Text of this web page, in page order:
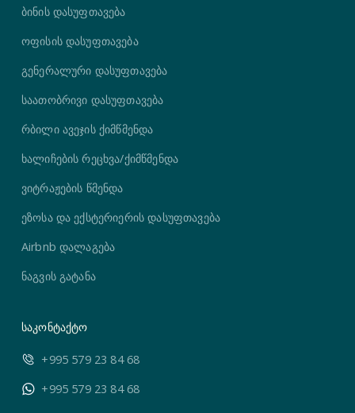
ბინის დასუფთავება
ოფისის დასუფთავება
გენერალური დასუფთავება
საათობრივი დასუფთავება
რბილი ავეჯის ქიმწმენდა
ხალიჩების რეცხვა/ქიმწმენდა
ვიტრაჟების წმენდა
ეზოსა და ექსტერიერის დასუფთავება
Airbnb დალაგება
ნაგვის გატანა
საკონტაქტო
+995 579 23 84 68
+995 579 23 84 68